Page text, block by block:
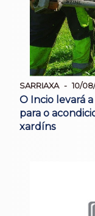
SARRIAXA 10/
O Incio levará
para o
xardíns